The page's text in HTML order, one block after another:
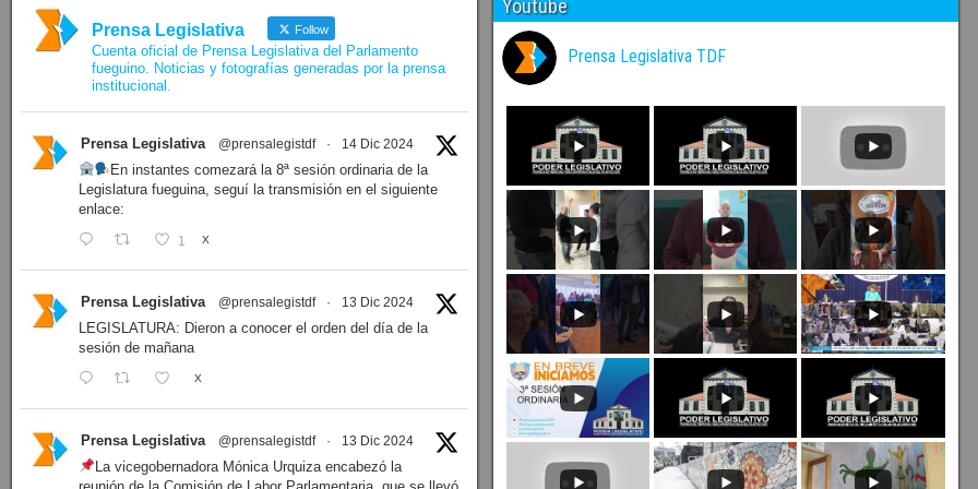
Prensa Legislativa Follow
Cuenta oficial de Prensa Legislativa del Parlamento
fueguino. Noticias y fotografías generadas por la prensa
institucional.
Prensa Legislativa @prensalegistdf · 14 Dic 2024
En instantes comezará la 8ª sesión ordinaria de la
Legislatura fueguina, seguí la transmisión en el siguiente
enlace:
1 X
Prensa Legislativa @prensalegistdf · 13 Dic 2024
LEGISLATURA: Dieron a conocer el orden del día de la
sesión de mañana
X
Prensa Legislativa @prensalegistdf · 13 Dic 2024
La vicegobernadora Mónica Urquiza encabezó la
Youtube
Prensa Legislativa TDF